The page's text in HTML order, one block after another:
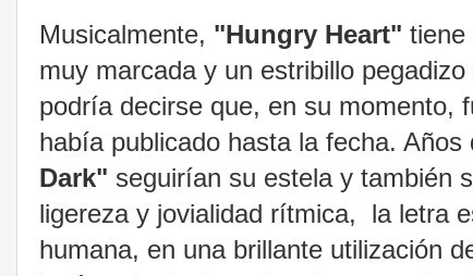
Musicalmente, "Hungry Heart" tiene
muy marcada y un estribillo
podría decirse que, en su momento,
había publicado hasta la fecha.
Dark" seguirían su estela y también
ligereza y jovialidad rítmica, la letra
humana, en una brillante utilización